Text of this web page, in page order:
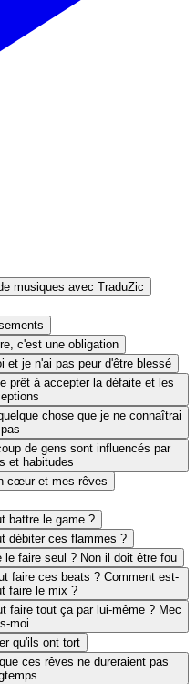
musiques avec TraduZic
c'est une obligation
et je n'ai pas peur d'être blessé
prêt à accepter la défaite et les
chose que je ne connaîtrai
pas
de gens sont influencés par
et habitudes
cœur et mes rêves
battre le game ?
débiter ces flammes ?
le faire seul ? Non il doit être fou
faire ces beats ? Comment est-
faire le mix ?
faire tout ça par lui-même ? Mec
moi
qu'ils ont tort
ces rêves ne dureraient pas